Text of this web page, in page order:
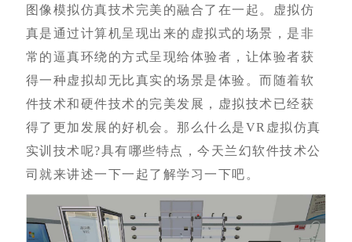
图像模拟仿真技术完美的融合了在一起。虚拟仿
真是通过计算机呈现出来的虚拟式的场景，是非
常的逼真环绕的方式呈现给体验者，让体验者获
得一种虚拟却无比真实的场景是体验。而随着软
件技术和硬件技术的完美发展，虚拟技术已经获
得了更加发展的好机会。那么什么是VR虚拟仿真
实训技术呢?具有哪些特点，今天兰幻软件技术公
司就来讲述一下一起了解学习一下吧。